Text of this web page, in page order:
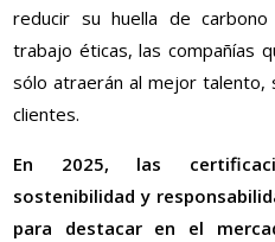
reducir su huella de
trabajo éticas, las compañías
sólo atraerán al mejor talento,
clientes.
En 2025, las
sostenibilidad y
para destacar en el